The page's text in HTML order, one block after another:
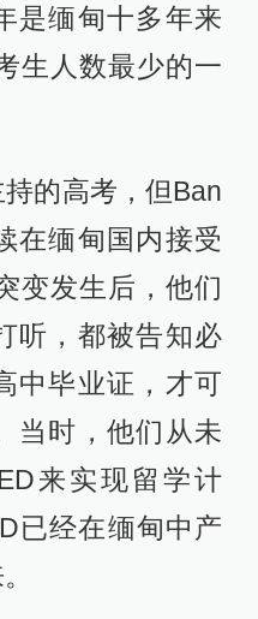
是缅甸十多年来
生人数最少的一
的高考，但Ban
在缅甸国内接受
变发生后，他们
听，都被告知必
中毕业证，才可
当时，他们从未
来实现留学计
已经在缅甸中产